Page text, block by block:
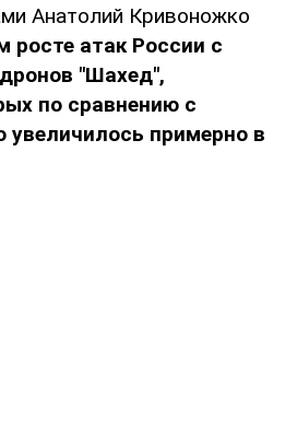
Анатолий Кривоножко
росте атак России с
"Шахед",
по сравнению с
примерно в